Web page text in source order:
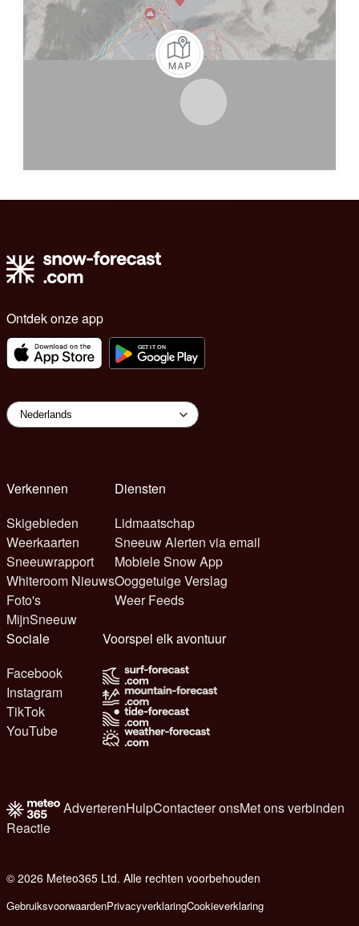
Ontdek onze app
Verkennen
Skigebieden
Weerkaarten
Sneeuwrapport
Whiteroom Nieuws
Foto's
MijnSneeuw
Diensten
Lidmaatschap
Sneeuw Alerten via email
Mobiele Snow App
Ooggetuige Verslag
Weer Feeds
Sociale
Facebook
Instagram
TikTok
YouTube
Voorspel elk avontuur
AdverterenHulpContacteer onsMet ons verbinden
Reactie
© 2026 Meteo365 Ltd. Alle rechten voorbehouden
GebruiksvoorwaardenPrivacyverklaringCookieverklaring